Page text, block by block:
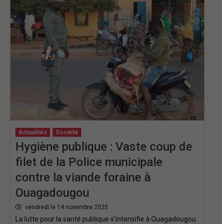
Actualités Societe
Hygiène publique : Vaste coup de
filet de la Police municipale
contre la viande foraine à
Ouagadougou
vendredi le 14 novembre 2025
La lutte pour la santé publique s’intensifie à Ouagadougou.